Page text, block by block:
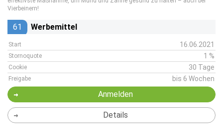
Vierbeinern!
61 Werbemittel
Start 16.06.2021
Stornoquote 1 %
Cookie 30 Tage
Freigabe bis 6 Wochen
Anmelden
Details